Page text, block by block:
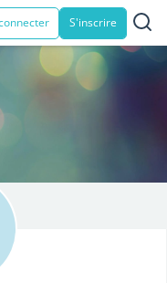
S'inscrire